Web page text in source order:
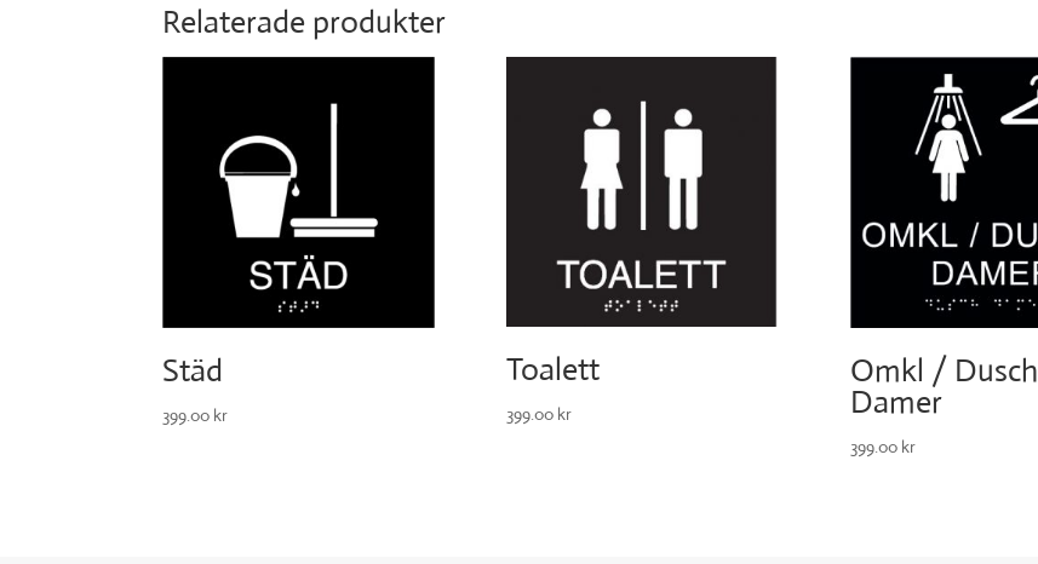
Relaterade produkter
Städ
399.00 kr
Toalett
399.00 kr
Omkl / Dusch
Damer
399.00 kr